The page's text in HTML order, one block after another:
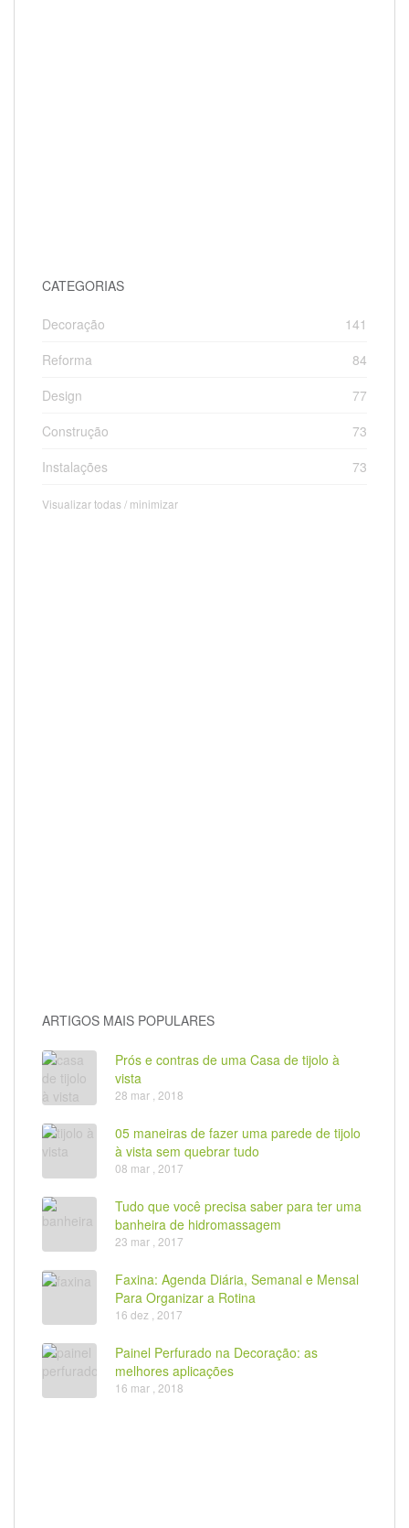
CATEGORIAS
Decoração
141
Reforma
84
Design
77
Construção
73
Instalações
73
Visualizar todas / minimizar
ARTIGOS MAIS POPULARES
Prós e contras de uma Casa de tijolo à
vista
28 mar , 2018
05 maneiras de fazer uma parede de tijolo
à vista sem quebrar tudo
08 mar , 2017
Tudo que você precisa saber para ter uma
banheira de hidromassagem
23 mar , 2017
Faxina: Agenda Diária, Semanal e Mensal
Para Organizar a Rotina
16 dez , 2017
Painel Perfurado na Decoração: as
melhores aplicações
16 mar , 2018